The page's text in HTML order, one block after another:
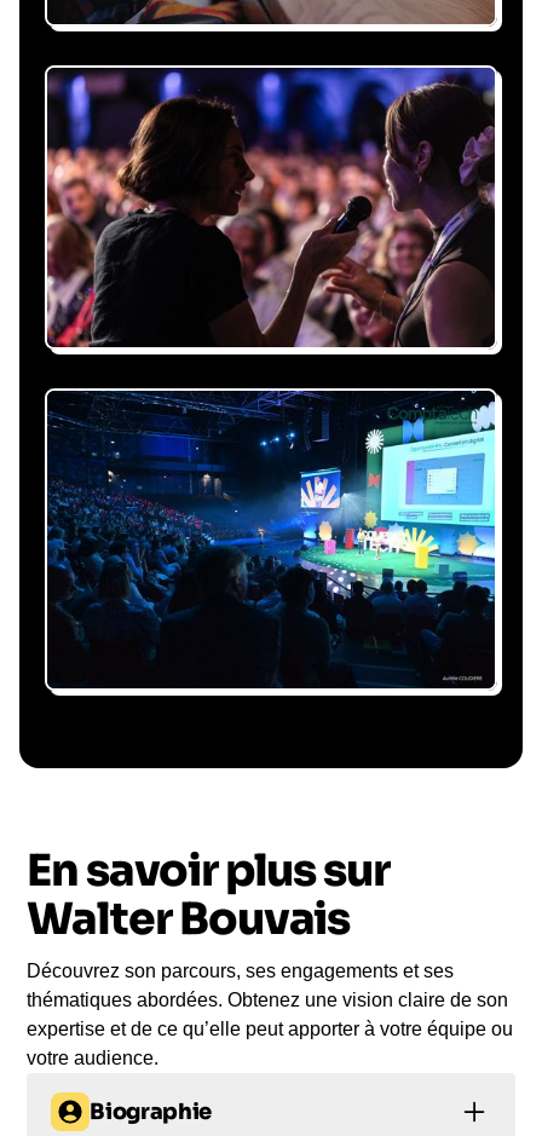
Recevez une proposition
sous 24h
Expliquez-nous vos besoins, on vous répond
sous 24h avec une proposition
personnalisée, claire et adaptée à votre
événement et à vos contraintes.
Nous nous occupons de
tout
Gestion du planning, échanges avec le
conférencier, coordination logistique : vous
êtes accompagné à chaque étape, sans perte
de temps ni complication.
Le conférencier vient à
Le jour de la conférence, l’intervenant se
rend sur votre évènement pour une prise de
parole impactante, engageante et sur-mesure
En savoir plus sur
Walter Bouvais
Découvrez son parcours, ses engagements et ses
thématiques abordées. Obtenez une vision claire de son
expertise et de ce qu’elle peut apporter à votre équipe ou
votre audience.
Biographie